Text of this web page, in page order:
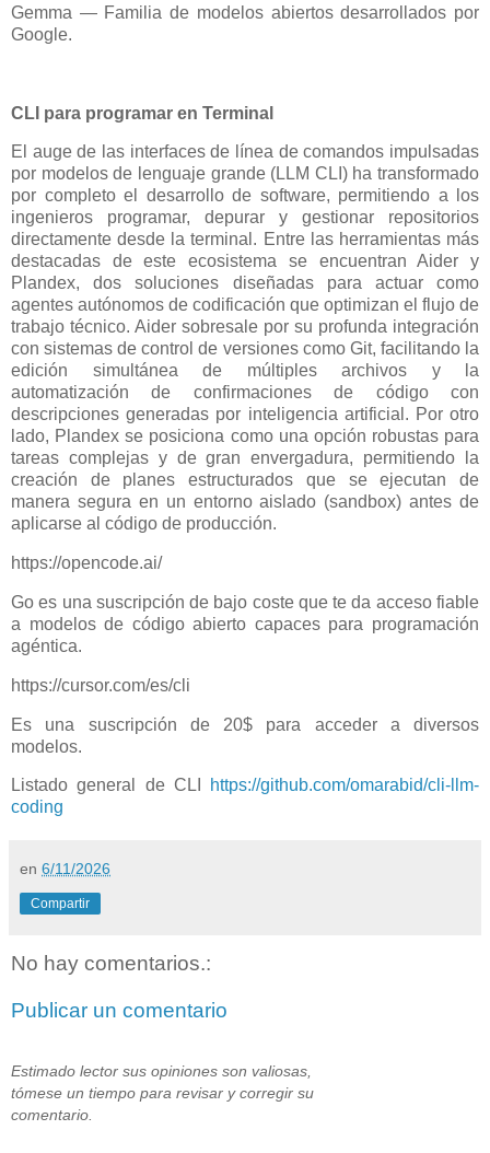
Gemma — Familia de modelos abiertos desarrollados por
Google.
CLI para programar en Terminal
El auge de las interfaces de línea de comandos impulsadas
por modelos de lenguaje grande (LLM CLI) ha transformado
por completo el desarrollo de software, permitiendo a los
ingenieros programar, depurar y gestionar repositorios
directamente desde la terminal. Entre las herramientas más
destacadas de este ecosistema se encuentran Aider y
Plandex, dos soluciones diseñadas para actuar como
agentes autónomos de codificación que optimizan el flujo de
trabajo técnico. Aider sobresale por su profunda integración
con sistemas de control de versiones como Git, facilitando la
edición simultánea de múltiples archivos y la
automatización de confirmaciones de código con
descripciones generadas por inteligencia artificial. Por otro
lado, Plandex se posiciona como una opción robustas para
tareas complejas y de gran envergadura, permitiendo la
creación de planes estructurados que se ejecutan de
manera segura en un entorno aislado (sandbox) antes de
aplicarse al código de producción.
https://opencode.ai/
Go es una suscripción de bajo coste que te da acceso fiable
a modelos de código abierto capaces para programación
agéntica.
https://cursor.com/es/cli
Es una suscripción de 20$ para acceder a diversos
modelos.
Listado general de CLI
https://github.com/omarabid/cli-llm-
coding
en 6/11/2026
Compartir
No hay comentarios.:
Publicar un comentario
Estimado lector sus opiniones son valiosas,
tómese un tiempo para revisar y corregir su
comentario.